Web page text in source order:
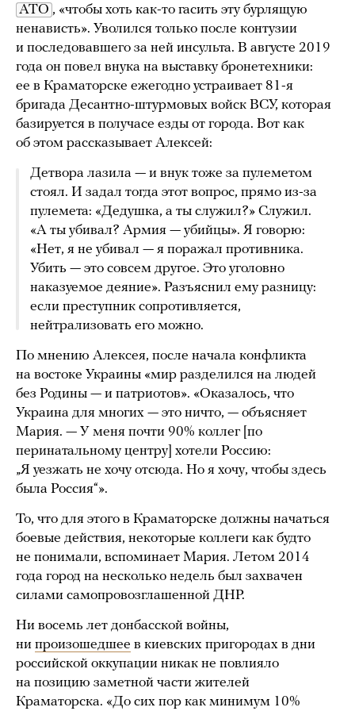
АТО , «чтобы хоть как-то гасить эту бурлящую
ненависть». Уволился только после контузии
и последовавшего за ней инсульта. В августе 2019
года он повел внука на выставку бронетехники:
ее в Краматорске ежегодно устраивает 81-я
бригада Десантно-штурмовых войск ВСУ, которая
базируется в получасе езды от города. Вот как
об этом рассказывает Алексей:
Детвора лазила — и внук тоже за пулеметом
стоял. И задал тогда этот вопрос, прямо из-за
пулемета: «Дедушка, а ты служил?» Служил.
«А ты убивал? Армия — убийцы». Я говорю:
«Нет, я не убивал — я поражал противника.
Убить — это совсем другое. Это уголовно
наказуемое деяние». Разъяснил ему разницу:
если преступник сопротивляется,
нейтрализовать его можно.
По мнению Алексея, после начала конфликта
на востоке Украины «мир разделился на людей
без Родины — и патриотов». «Оказалось, что
Украина для многих — это ничто, — объясняет
Мария. — У меня почти 90% коллег [по
перинатальному центру] хотели Россию:
„Я уезжать не хочу отсюда. Но я хочу, чтобы здесь
была Россия“».
То, что для этого в Краматорске должны начаться
боевые действия, некоторые коллеги как будто
не понимали, вспоминает Мария. Летом 2014
года город на несколько недель был захвачен
силами самопровозглашенной ДНР.
Ни восемь лет донбасской войны,
ни произошедшее в киевских пригородах в дни
российской оккупации никак не повлияло
на позицию заметной части жителей
Краматорска. «До сих пор как минимум 10%